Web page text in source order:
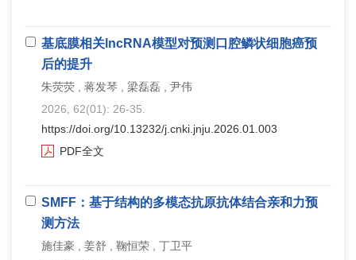
基底膜相关lncRNA模型对预测口腔鳞状细胞癌预
后的提升
朱荧荧 , 蒋发琴 , 梁磊磊 , 尹伟
2026, 62(01): 26-35.
https://doi.org/10.13232/j.cnki.jnju.2026.01.003
PDF全文
SMFF：基于结构的多模态抗原抗体结合亲和力预
测方法
施佳豪 , 姜舒 , 鞠恒荣 , 丁卫平